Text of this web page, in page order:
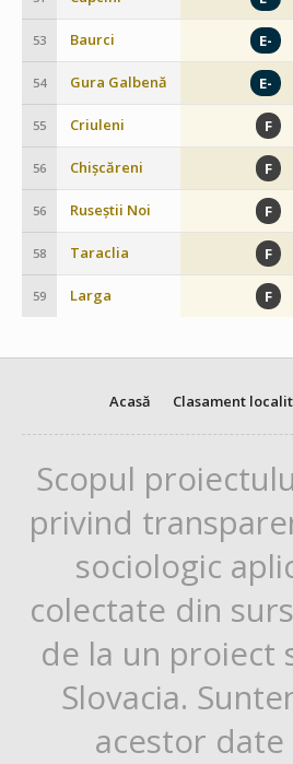
53 Baurci E-
54 Gura Galbenă E-
55 Criuleni F
56 Chișcăreni F
56 Ruseștii Noi F
58 Taraclia F
59 Larga F
Acasă Clasament
Scopul
privind
sociologic
colectate din
de la un proiect
Slovacia.
acestor